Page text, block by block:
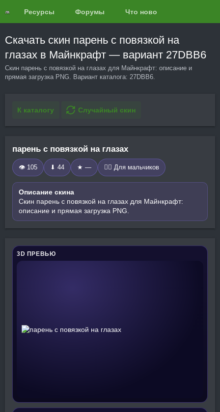
Ресурсы Форумы Что нового?
Скачать скин парень с повязкой на
глазах в Майнкрафт — вариант 27DBB6
Скин парень с повязкой на глазах для Майнкрафт: описание и
прямая загрузка PNG. Вариант каталога: 27DBB6.
К каталогу Случайный скин
парень с повязкой на глазах
👁 105 ⬇ 44 ★ — 🧍‍♂️ Для мальчиков
Описание скина
Скин парень с повязкой на глазах для Майнкрафт:
описание и прямая загрузка PNG.
3D ПРЕВЬЮ